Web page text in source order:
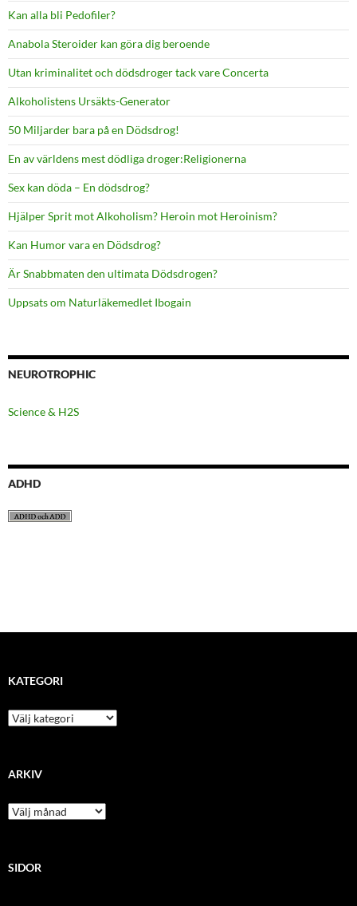
Kan alla bli Pedofiler?
Anabola Steroider kan göra dig beroende
Utan kriminalitet och dödsdroger tack vare Concerta
Alkoholistens Ursäkts-Generator
50 Miljarder bara på en Dödsdrog!
En av världens mest dödliga droger:Religionerna
Sex kan döda – En dödsdrog?
Hjälper Sprit mot Alkoholism? Heroin mot Heroinism?
Kan Humor vara en Dödsdrog?
Är Snabbmaten den ultimata Dödsdrogen?
Uppsats om Naturläkemedlet Ibogain
NEUROTROPHIC
Science & H2S
ADHD
KATEGORI
kategori
ARKIV
arkiv
SIDOR